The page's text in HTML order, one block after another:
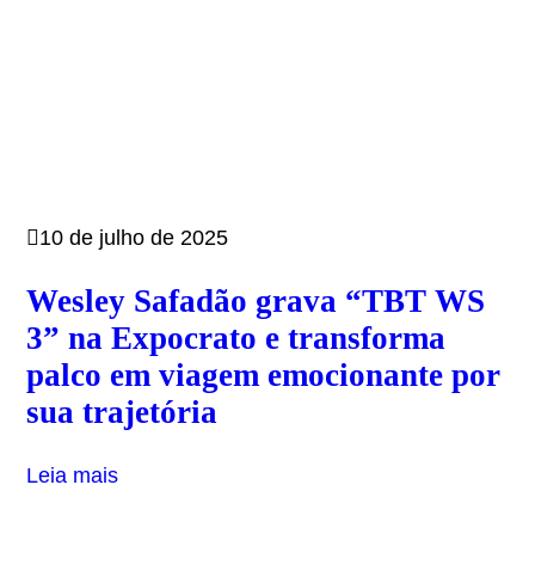
10 de julho de 2025
Wesley Safadão grava “TBT WS
3” na Expocrato e transforma
palco em viagem emocionante por
sua trajetória
Leia mais